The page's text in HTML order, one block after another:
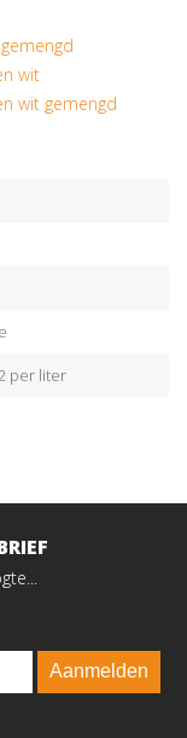
wit
wit gemengd
per liter
Aanmelden